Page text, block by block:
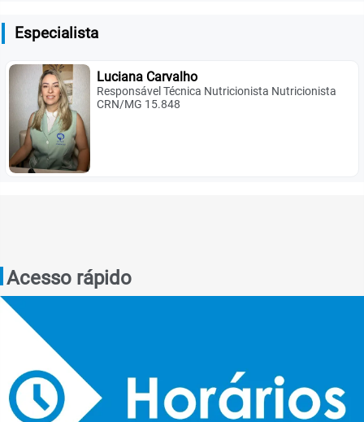
Especialista
Luciana Carvalho
Responsável Técnica Nutricionista Nutricionista
CRN/MG 15.848
Acesso rápido